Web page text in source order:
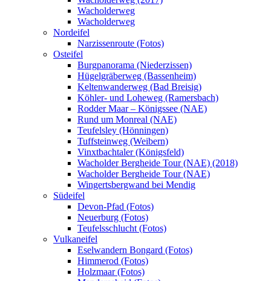
Wacholderweg
Wacholderweg
Nordeifel
Narzissenroute (Fotos)
Osteifel
Burgpanorama (Niederzissen)
Hügelgräberweg (Bassenheim)
Keltenwanderweg (Bad Breisig)
Köhler- und Loheweg (Ramersbach)
Rodder Maar – Königssee (NAE)
Rund um Monreal (NAE)
Teufelsley (Hönningen)
Tuffsteinweg (Weibern)
Vinxtbachtaler (Königsfeld)
Wacholder Bergheide Tour (NAE) (2018)
Wacholder Bergheide Tour (NAE)
Wingertsbergwand bei Mendig
Südeifel
Devon-Pfad (Fotos)
Neuerburg (Fotos)
Teufelsschlucht (Fotos)
Vulkaneifel
Eselwandern Bongard (Fotos)
Himmerod (Fotos)
Holzmaar (Fotos)